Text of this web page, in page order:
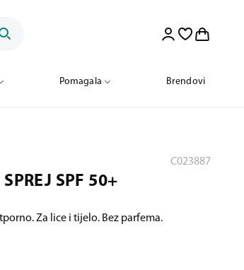
Pomagala Brendovi
C023887
SPF 50+
Za lice i tijelo. Bez parfema.